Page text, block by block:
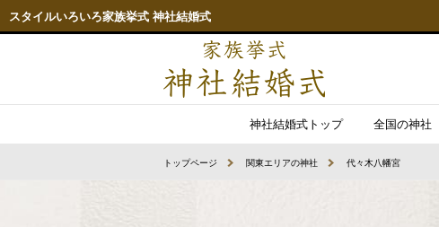
スタイルいろいろ家族挙式 神社結婚式
神社結婚式トップ 全国の神社
トップページ 関東エリアの神社 代々木八幡宮